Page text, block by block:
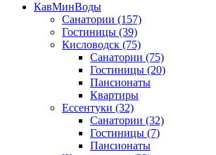
КавМинВоды
Санатории (157)
Гостиницы (39)
Кисловодск (75)
Санатории (75)
Гостиницы (20)
Пансионаты
Квартиры
Ессентуки (32)
Санатории (32)
Гостиницы (7)
Пансионаты